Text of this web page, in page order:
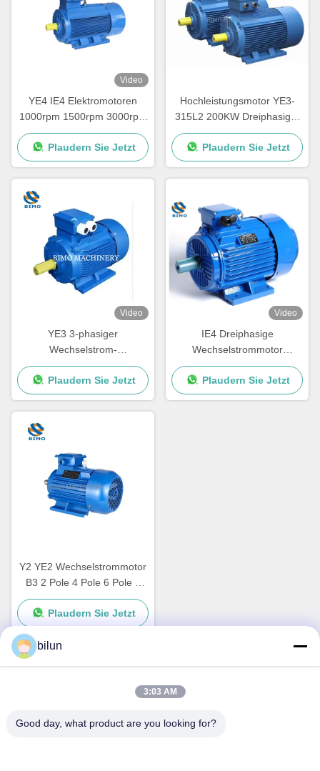
Video
YE4 IE4 Elektromotoren
1000rpm 1500rpm 3000rpm
Dreiphasige Wechselstrom-
Induktionsmotoren
Plaudern Sie Jetzt
Hochleistungsmotor YE3-
315L2 200KW Dreiphasiger
asynchroner
Wechselstrommotor 220V
380V
Plaudern Sie Jetzt
Video
YE3 3-phasiger
Wechselstrom-
Induktionsmotor 10 PS 15
PS 20 PS 30 PS 40 PS 50
PS Elektromotor
Plaudern Sie Jetzt
Video
IE4 Dreiphasige
Wechselstrommotor
Asynchrone
Induktionselektromotor 7,5
kW 10 PS 380V 50 Hz
Plaudern Sie Jetzt
Y2 YE2 Wechselstrommotor
B3 2 Pole 4 Pole 6 Pole 3
Phase Asynchrone
Induktionsmotor
Plaudern Sie Jetzt
Schnelle Kontaktaufnahme
Adresse
bilun
3:03 AM
Good day, what product are you looking for?